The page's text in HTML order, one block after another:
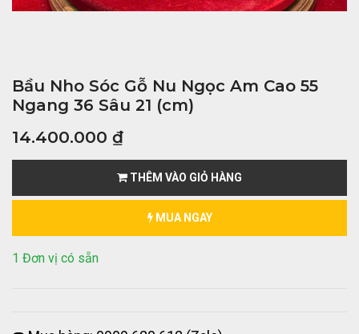
Bầu Nho Sóc Gỗ Nu Ngọc Am Cao 55
Ngang 36 Sâu 21 (cm)
14.400.000 ₫
THÊM VÀO GIỎ HÀNG
MUA NGAY
1 Đơn vị có sẵn